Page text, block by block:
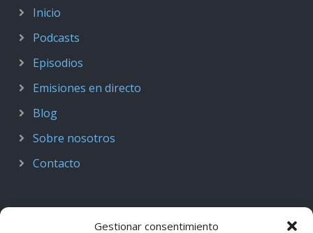
Gestionar consentimiento
Inicio
Podcasts
Episodios
Emisiones en directo
Blog
Sobre nosotros
Contacto